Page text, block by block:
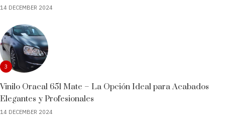
14 DECEMBER 2024
3
Vinilo Oracal 651 Mate – La Opción Ideal para Acabados
Elegantes y Profesionales
14 DECEMBER 2024